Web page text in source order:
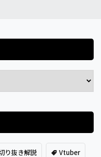
り抜き解説 Vtuber